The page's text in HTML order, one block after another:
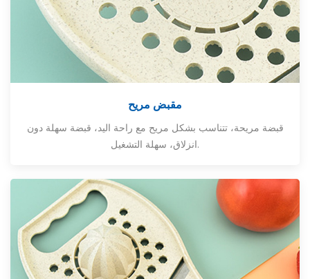
مقبض مريح
قبضة مريحة، تتناسب بشكل مريح مع راحة اليد، قبضة سهلة دون
انزلاق، سهلة التشغيل.